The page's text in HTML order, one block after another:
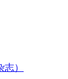
）